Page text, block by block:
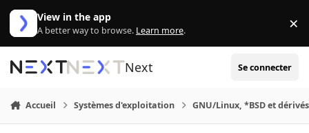
Aller au contenu
View in the app
A better way to browse. Learn more. ×
Next Se connecter
Accueil Systèmes d'exploitation GNU/Linux, *BSD et